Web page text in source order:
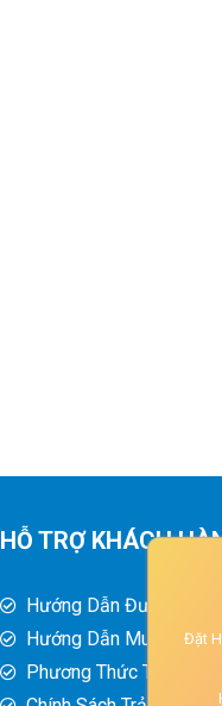
HỖ TRỢ KHÁCH
Hướng Dẫn Đường Đi
Hướng Dẫn Mua Hàng
Phương Thức Thanh
Đặt